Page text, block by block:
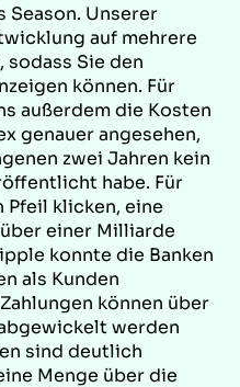
Season. Unserer
auf mehrere
sodass Sie den
können. Für
außerdem die Kosten
genauer angesehen,
zwei Jahren kein
habe. Für
klicken, eine
einer Milliarde
konnte die Banken
als Kunden
können über
werden
sind deutlich
Menge über die